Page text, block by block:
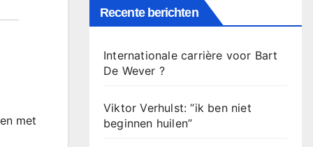
met
Recente berichten
Internationale carrière voor Bart
De Wever ?
Viktor Verhulst: “ik ben niet
beginnen huilen”